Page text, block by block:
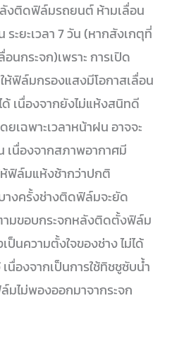
งติดฟิล์มรถยนต์ ห้ามเลื่อน
ระยะเวลา 7 วัน (หากสังเกตุที่
นกระจก)เพราะ การเปิด
ห้ฟิล์มกรองแสงมีโอกาสเลื่อน
ด้ เนื่องจากยังไม่แห้งสนิทดี
ยเฉพาะเวลาหน้าฝน อาจจะ
เนื่องจากสภาพอากาศมี
ฟิล์มแห้งช้ากว่าปกติ
างครั้งช่างติดฟิล์มจะยัด
ามขอบกระจกหลังติดตั้งฟิล์ม
ป็นความตั้งใจของช่าง ไม่ได้
เนื่องจากเป็นการใช้ทิชชูซับน้ำ
มไม่พองออกมาจากระจก